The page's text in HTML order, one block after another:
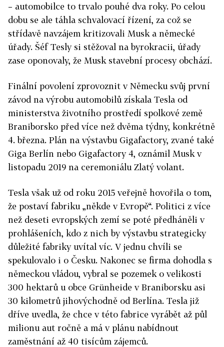
– automobilce to trvalo pouhé dva roky. Po celou
dobu se ale táhla schvalovací řízení, za což se
střídavě navzájem kritizovali Musk a německé
úřady. Šéf Tesly si stěžoval na byrokracii, úřady
zase oponovaly, že Musk stavební procesy obchází.
Finální povolení zprovoznit v Německu svůj první
závod na výrobu automobilů získala Tesla od
ministerstva životního prostředí spolkové země
Braniborsko před více než dvěma týdny, konkrétně
4. března. Plán na výstavbu Gigafactory, zvané také
Giga Berlín nebo Gigafactory 4, oznámil Musk v
listopadu 2019 na ceremoniálu Zlatý volant.
Tesla však už od roku 2015 veřejně hovořila o tom,
že postaví fabriku „někde v Evropě“. Politici z více
než deseti evropských zemí se poté předháněli v
prohlášeních, kdo z nich by výstavbu strategicky
důležité fabriky uvítal víc. V jednu chvíli se
spekulovalo i o Česku. Nakonec se firma dohodla s
německou vládou, vybral se pozemek o velikosti
300 hektarů u obce Grünheide v Braniborsku asi
30 kilometrů jihovýchodně od Berlína. Tesla již
dříve uvedla, že chce v této fabrice vyrábět až půl
milionu aut ročně a má v plánu nabídnout
zaměstnání až 40 tisícům zájemců.